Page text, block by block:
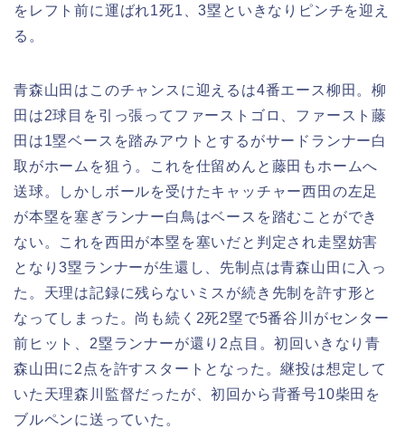
をレフト前に運ばれ1死1、3塁といきなりピンチを迎え
る。
青森山田はこのチャンスに迎えるは4番エース柳田。柳
田は2球目を引っ張ってファーストゴロ、ファースト藤
田は1塁ベースを踏みアウトとするがサードランナー白
取がホームを狙う。これを仕留めんと藤田もホームへ
送球。しかしボールを受けたキャッチャー西田の左足
が本塁を塞ぎランナー白鳥はベースを踏むことができ
ない。これを西田が本塁を塞いだと判定され走塁妨害
となり3塁ランナーが生還し、先制点は青森山田に入っ
た。天理は記録に残らないミスが続き先制を許す形と
なってしまった。尚も続く2死2塁で5番谷川がセンター
前ヒット、2塁ランナーが還り2点目。初回いきなり青
森山田に2点を許すスタートとなった。継投は想定して
いた天理森川監督だったが、初回から背番号10柴田を
ブルペンに送っていた。